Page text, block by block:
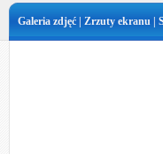
Galeria zdjęć | Zrzuty ekranu |